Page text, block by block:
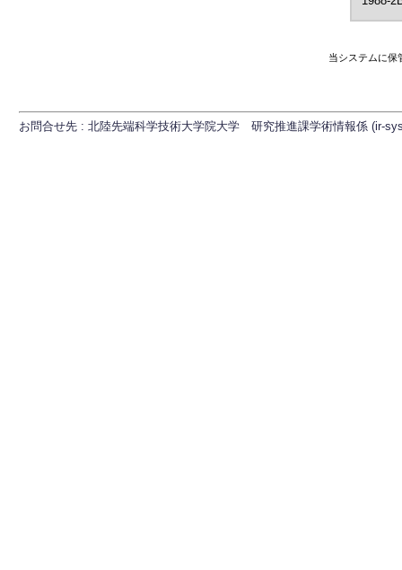
当システムに保
お問合せ先 : 北陸先端科学技術大学院大学 研究推進課学術情報係 (ir-